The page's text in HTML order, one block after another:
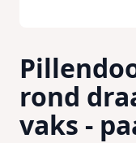
rond
vaks -